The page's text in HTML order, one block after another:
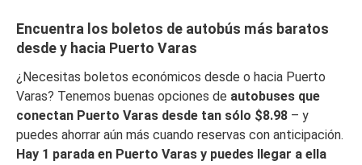
Encuentra los boletos de autobús más baratos
desde y hacia Puerto Varas
¿Necesitas boletos económicos desde o hacia Puerto
Varas? Tenemos buenas opciones de autobuses que
conectan Puerto Varas desde tan sólo $8.98 – y
puedes ahorrar aún más cuando reservas con anticipación.
Hay 1 parada en Puerto Varas y puedes llegar a ella